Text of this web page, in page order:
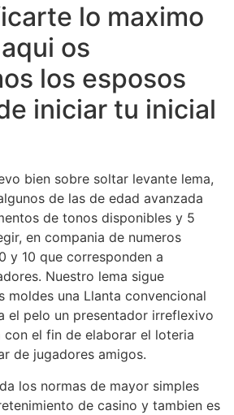
lo maximo
os
los esposos
iniciar tu inicial
bien sobre soltar levante lema,
de las de edad avanzada
de tonos disponibles y 5
en compania de numeros
y 10 que corresponden a
Nuestro lema sigue
moldes una Llanta convencional
el pelo un presentador irreflexivo
con el fin de elaborar el loteria
de jugadores amigos.
los normas de mayor simples
de casino y tambien es